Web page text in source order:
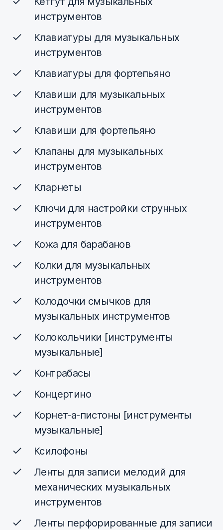
инструментов
Клавиатуры для музыкальных
инструментов
Клавиатуры для фортепьяно
Клавиши для музыкальных
инструментов
Клавиши для фортепьяно
Клапаны для музыкальных
инструментов
Кларнеты
Ключи для настройки струнных
инструментов
Кожа для барабанов
Колки для музыкальных
инструментов
Колодочки смычков для
музыкальных инструментов
Колокольчики [инструменты
музыкальные]
Контрабасы
Концертино
Корнет-а-пистоны [инструменты
музыкальные]
Ксилофоны
Ленты для записи мелодий для
механических музыкальных
инструментов
Ленты перфорированные для записи